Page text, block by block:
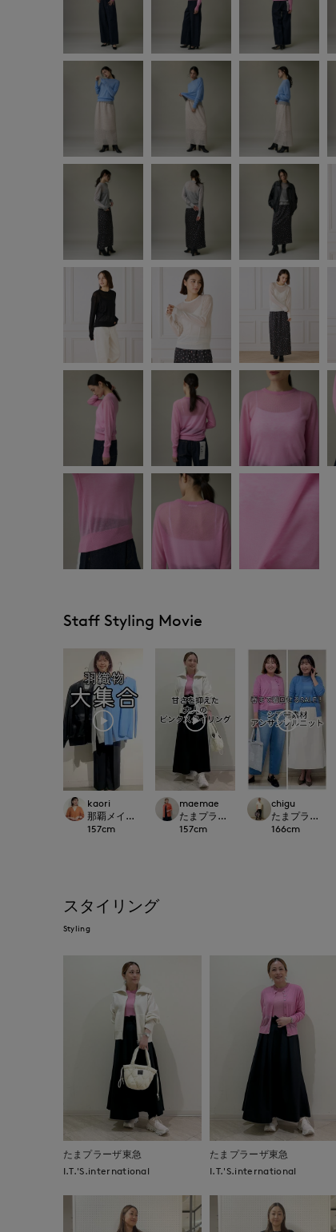
Staff Styling Movie
kaori
那覇メインプレイスI.T.'S.international
157cm
maemae
たまプラーザ東急I.T.'S.international
157cm
chigu
たまプラーザ
166cm
スタイリング
Styling
たまプラーザ東急
I.T.'S.international
たまプラーザ東急
I.T.'S.international